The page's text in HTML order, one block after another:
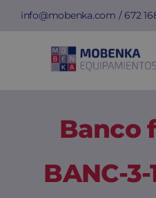
Saltar
contenido
info@mobenka.com /672
Instalaciones
Banco
BANC-